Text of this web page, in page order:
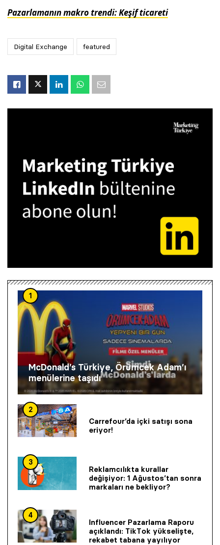
Pazarlamanın makro trendi: Keşif ticareti
Digital Exchange featured
1
McDonald’s Türkiye, Örümcek Adam’ı
menülerine taşıdı
2
Carrefour’da içki satışı sona
eriyor!
3
Reklamcılıkta kurallar
değişiyor: 1 Ağustos’tan sonra
markaları ne bekliyor?
4
Influencer Pazarlama Raporu
açıklandı: TikTok yükselişte,
rekabet tabana yayılıyor